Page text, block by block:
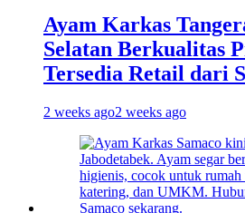
Ayam Karkas
Selatan Berkualitas
Tersedia Retail dari
2 weeks ago2 weeks ago